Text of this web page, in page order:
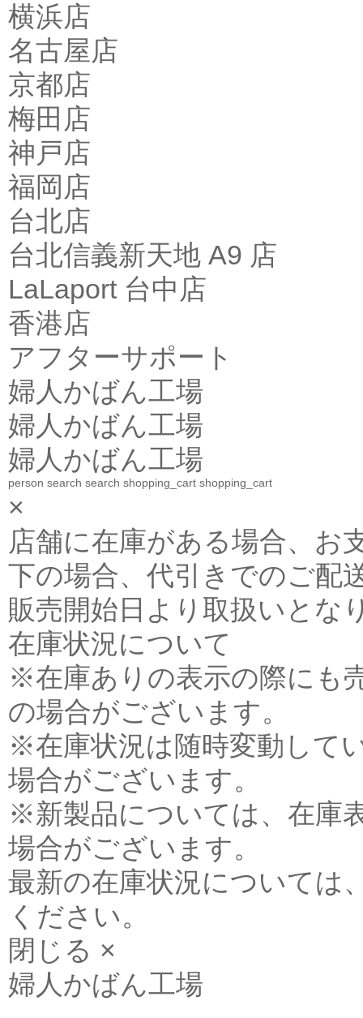
横浜店
名古屋店
京都店
梅田店
神戸店
福岡店
台北店
台北信義新天地 A9 店
LaLaport 台中店
香港店
アフターサポート
婦人かばん工場
婦人かばん工場
婦人かばん工場
person search search shopping_cart shopping_cart
×
店舗に在庫がある場合、お
下の場合、代引きでのご配
販売開始日より取扱いとな
在庫状況について
※在庫ありの表示の際にも
の場合がございます。
※在庫状況は随時変動して
場合がございます。
※新製品については、在庫
場合がございます。
最新の在庫状況については
ください。
閉じる ×
婦人かばん工場